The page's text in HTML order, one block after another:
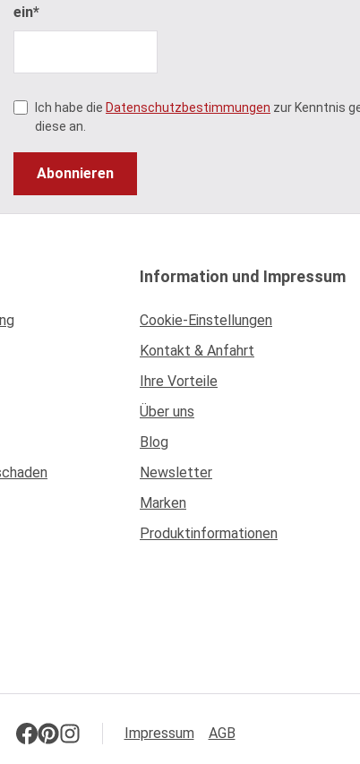
ein*
Ich habe die Datenschutzbestimmungen zur Kenntnis
diese an.
Abonnieren
Information und Impressum
Cookie-Einstellungen
Kontakt & Anfahrt
Ihre Vorteile
Über uns
Blog
Newsletter
Marken
Produktinformationen
Impressum AGB